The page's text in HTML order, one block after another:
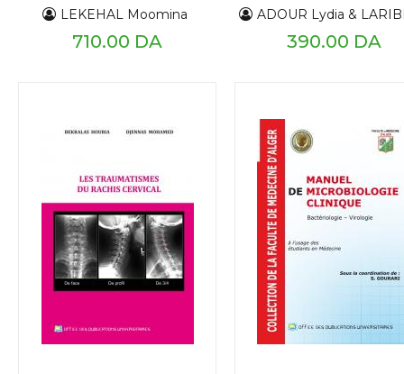
LEKEHAL Moomina
710.00 DA
ADOUR Lydia & LARIBI HABCHI Hassiba & ARBIA
390.00 DA